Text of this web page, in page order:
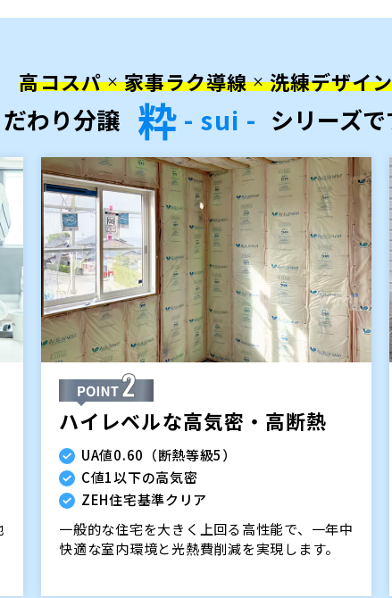
高コスパ × 家事ラク導線 × 洗練デザイ
だわり分譲 粋 - sui - シリーズで
ハイレベルな高気密・高断熱
UA値0.60（断熱等級5）
C値1以下の高気密
ZEH住宅基準クリア
一般的な住宅を大きく上回る高性能で、一年中
快適な室内環境と光熱費削減を実現します。